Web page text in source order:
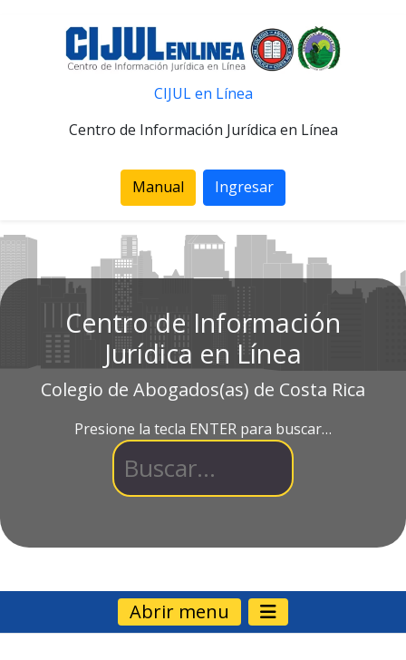
CIJUL en Línea
Centro de Información Jurídica en Línea
Manual Ingresar
Centro de Información
Jurídica en Línea
Colegio de Abogados(as) de Costa Rica
Presione la tecla ENTER para buscar…
Abrir menu